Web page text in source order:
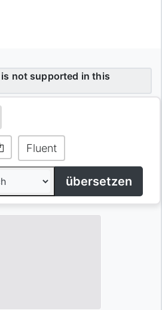
not supported in this
Fluent
übersetzen